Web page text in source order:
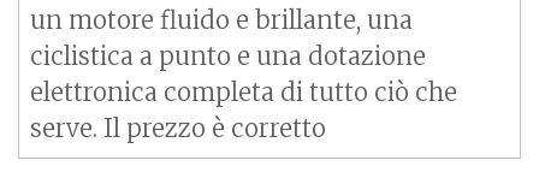
un motore fluido e brillante, una
ciclistica a punto e una dotazione
elettronica completa di tutto ciò che
serve. Il prezzo è corretto